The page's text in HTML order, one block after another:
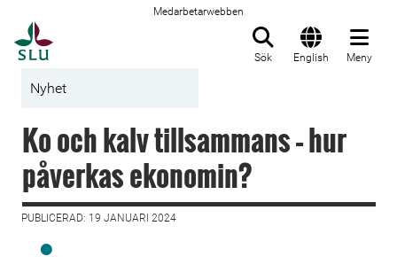
Medarbetarwebben
Sök English Meny
Nyhet
Ko och kalv tillsammans – hur
påverkas ekonomin?
PUBLICERAD: 19 JANUARI 2024